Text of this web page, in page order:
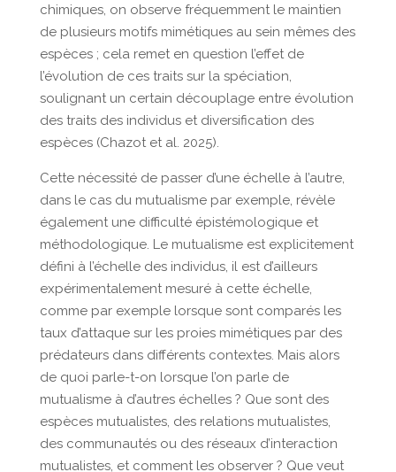
chimiques, on observe fréquemment le maintien
de plusieurs motifs mimétiques au sein mêmes des
espèces ; cela remet en question l’effet de
l’évolution de ces traits sur la spéciation,
soulignant un certain découplage entre évolution
des traits des individus et diversification des
espèces (Chazot et al. 2025).
Cette nécessité de passer d’une échelle à l’autre,
dans le cas du mutualisme par exemple, révèle
également une difficulté épistémologique et
méthodologique. Le mutualisme est explicitement
défini à l’échelle des individus, il est d’ailleurs
expérimentalement mesuré à cette échelle,
comme par exemple lorsque sont comparés les
taux d’attaque sur les proies mimétiques par des
prédateurs dans différents contextes. Mais alors
de quoi parle-t-on lorsque l’on parle de
mutualisme à d’autres échelles ? Que sont des
espèces mutualistes, des relations mutualistes,
des communautés ou des réseaux d’interaction
mutualistes, et comment les observer ? Que veut